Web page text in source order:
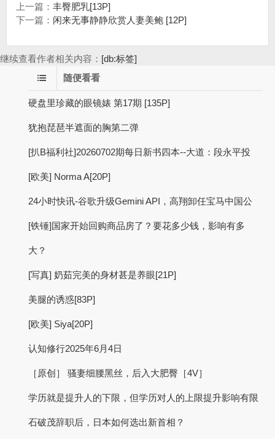
上一篇： 丰臀肥乳[13P]
下一篇： 闲来无事静静欣赏人妻美鲍 [12P]
继续查看作者相关内容： [db:标签]
随便看看
硬盘里珍藏的眼镜婊 第17期 [135P]
犹抱琵琶半遮面的胸第二弹
[扒B福利社]20260702期每日新书四本--大道：段永平投
[欧美] Norma A[20P]
24小时快讯-谷歌升级Gemini API，高翔卸任宝马中国公
[铁锤]国家开始回购商品房了？要花多少钱，影响有多
大？
[写真] 奶茹完美的身材甚是养眼[21P]
美腿的诱惑[83P]
[欧美] Siya[20P]
认知修行2025年6月4日
［原创］ 骚妻细腰黑丝，后入大肥臀［4V］
学历就是提升人的下限，但学历对人的上限提升影响有限
石破茂辞职后，日本如何选出新首相？